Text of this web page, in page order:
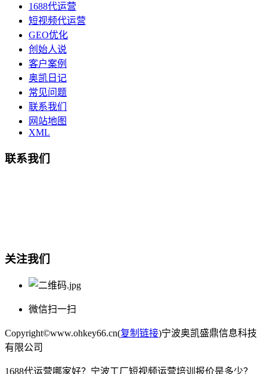
1688代运营
短视频代运营
GEO优化
创始人说
客户案例
奥凯日记
常见问题
联系我们
网站地图
XML
联系我们
关注我们
微信扫一扫
Copyright©www.ohkey66.cn(复制链接)宁波奥凯盛鼎信息科技
有限公司
1688代运营哪家好？宁波工厂短视频运营培训报价是多少？